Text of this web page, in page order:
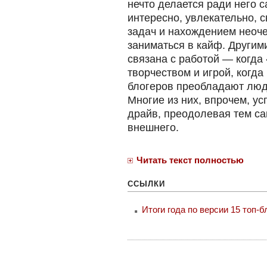
нечто делается ради него
интересно, увлекательно,
задач и нахождением
заниматься в кайф.
связана с работой —
творчеством и игрой,
блогеров преобладают
Многие из них, впрочем,
драйв, преодолевая тем
внешнего.
Читать текст полностью
ССЫЛКИ
Итоги года по версии 15 топ-